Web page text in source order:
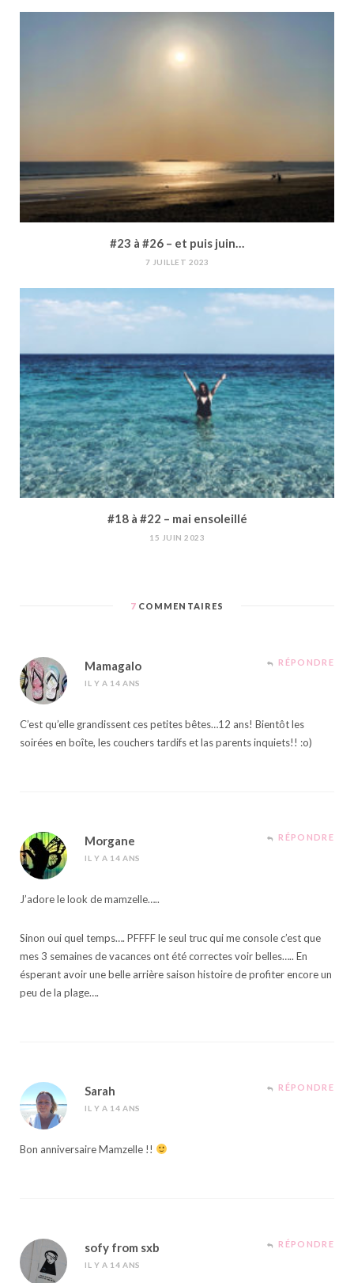
#23 à #26 – et puis juin…
7 JUILLET 2023
#18 à #22 – mai ensoleillé
15 JUIN 2023
7COMMENTAIRES
Mamagalo
IL Y A 14 ANS
RÉPONDRE
C’est qu’elle grandissent ces petites bêtes…12 ans! Bientôt les
soirées en boîte, les couchers tardifs et las parents inquiets!! :o)
Morgane
IL Y A 14 ANS
RÉPONDRE
J’adore le look de mamzelle…..
Sinon oui quel temps…. PFFFF le seul truc qui me console c’est que
mes 3 semaines de vacances ont été correctes voir belles….. En
ésperant avoir une belle arrière saison histoire de profiter encore un
peu de la plage….
Sarah
IL Y A 14 ANS
RÉPONDRE
Bon anniversaire Mamzelle !!
sofy from sxb
IL Y A 14 ANS
RÉPONDRE